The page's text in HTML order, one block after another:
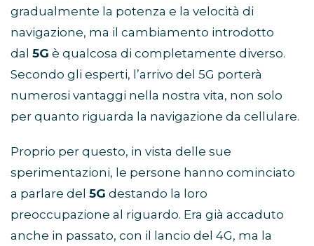
gradualmente la potenza e la velocità di
navigazione, ma il cambiamento introdotto
dal 5G è qualcosa di completamente diverso.
Secondo gli esperti, l’arrivo del 5G porterà
numerosi vantaggi nella nostra vita, non solo
per quanto riguarda la navigazione da cellulare.
Proprio per questo, in vista delle sue
sperimentazioni, le persone hanno cominciato
a parlare del 5G destando la loro
preoccupazione al riguardo. Era già accaduto
anche in passato, con il lancio del 4G, ma la